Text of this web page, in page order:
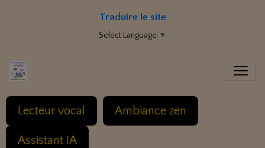
Traduire le site
Select Language ▼
Lecteur vocal Ambiance zen
Assistant IA